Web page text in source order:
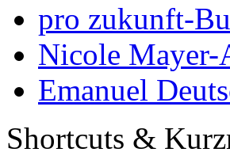
pro zukunft-
Nicole Mayer-
Emanuel
Shortcuts &